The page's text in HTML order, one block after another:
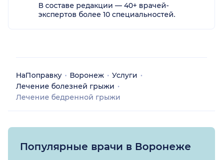
В составе редакции — 40+ врачей-
экспертов более 10 специальностей.
НаПоправку Воронеж
Услуги
Лечение болезней грыжи
Лечение бедренной грыжи
Популярные врачи в Воронеже